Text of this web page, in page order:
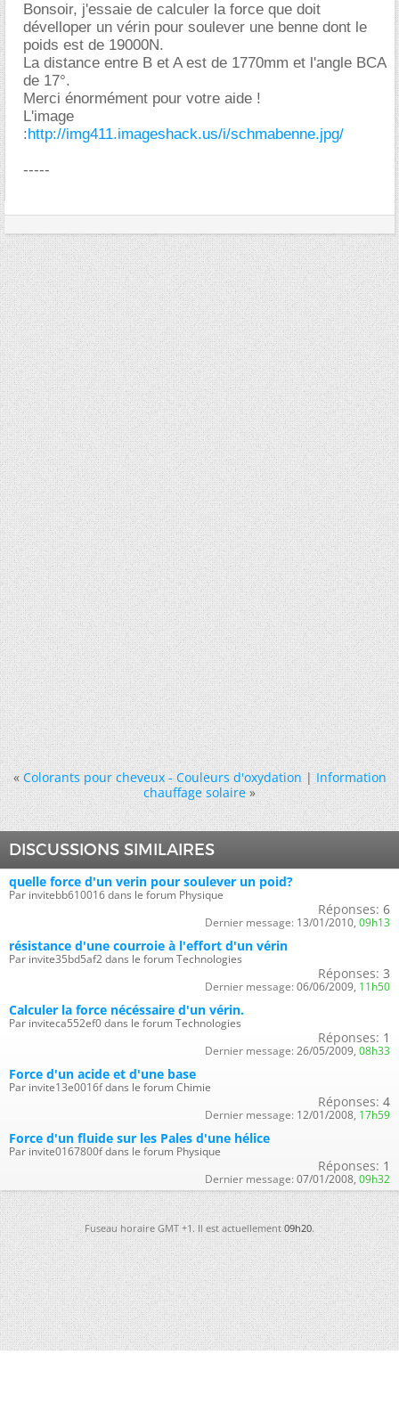
Bonsoir, j'essaie de calculer la force que doit
dévelloper un vérin pour soulever une benne dont le
poids est de 19000N.
La distance entre B et A est de 1770mm et l'angle BCA
de 17°.
Merci énormément pour votre aide !
L'image
:http://img411.imageshack.us/i/schmabenne.jpg/
-----
« Colorants pour cheveux - Couleurs d'oxydation|Information
chauffage solaire »
DISCUSSIONS SIMILAIRES
quelle force d'un verin pour soulever un poid?
Par invitebb610016 dans le forum Physique
Réponses: 6
Dernier message: 13/01/2010, 09h13
résistance d'une courroie à l'effort d'un vérin
Par invite35bd5af2 dans le forum Technologies
Réponses: 3
Dernier message: 06/06/2009, 11h50
Calculer la force nécéssaire d'un vérin.
Par inviteca552ef0 dans le forum Technologies
Réponses: 1
Dernier message: 26/05/2009, 08h33
Force d'un acide et d'une base
Par invite13e0016f dans le forum Chimie
Réponses: 4
Dernier message: 12/01/2008, 17h59
Force d'un fluide sur les Pales d'une hélice
Par invite0167800f dans le forum Physique
Réponses: 1
Dernier message: 07/01/2008, 09h32
Fuseau horaire GMT +1. Il est actuellement09h20.